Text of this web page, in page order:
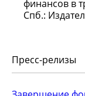
финансов в
Спб.:
Пресс-релизы